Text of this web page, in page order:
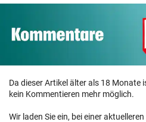
Da dieser Artikel älter als 18 Monate
kein Kommentieren mehr möglich.
Wir laden Sie ein, bei einer